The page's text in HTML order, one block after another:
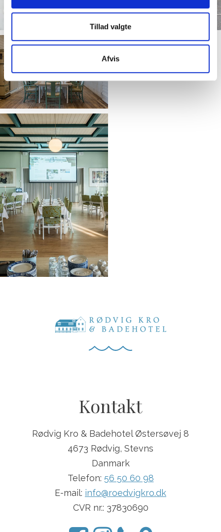
Tillad valgte
Afvis
Kontakt
Rødvig Kro & Badehotel Østersøvej 8
4673 Rødvig, Stevns
Danmark
Telefon: 56 50 60 98
E-mail: info@roedvigkro.dk
CVR nr.: 37830690